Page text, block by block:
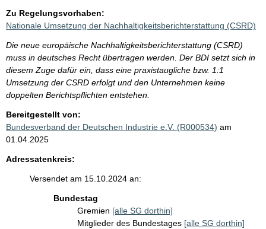
Zu Regelungsvorhaben:
Nationale Umsetzung der Nachhaltigkeitsberichterstattung (CSRD)
Die neue europäische Nachhaltigkeitsberichterstattung (CSRD)
muss in deutsches Recht übertragen werden. Der BDI setzt sich in
diesem Zuge dafür ein, dass eine praxistaugliche bzw. 1:1
Umsetzung der CSRD erfolgt und den Unternehmen keine
doppelten Berichtspflichten entstehen.
Bereitgestellt von:
Bundesverband der Deutschen Industrie e.V. (R000534) am
01.04.2025
Adressatenkreis:
Versendet am 15.10.2024 an:
Bundestag
Gremien [alle SG dorthin]
Mitglieder des Bundestages [alle SG dorthin]